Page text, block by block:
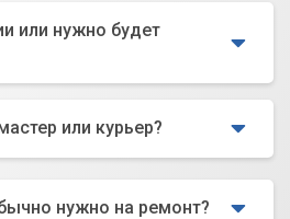
или нужно будет
или курьер?
нужно на ремонт?